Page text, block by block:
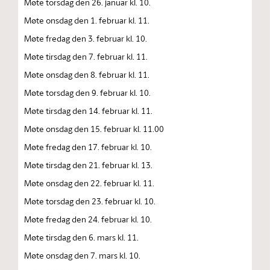
Møte onsdag den 1. februar kl. 11.
Møte fredag den 3. februar kl. 10.
Møte tirsdag den 7. februar kl. 11.
Møte onsdag den 8. februar kl. 11.
Møte torsdag den 9. februar kl. 10.
Møte tirsdag den 14. februar kl. 11.
Møte onsdag den 15. februar kl. 11.00
Møte fredag den 17. februar kl. 10.
Møte tirsdag den 21. februar kl. 13.
Møte onsdag den 22. februar kl. 11.
Møte torsdag den 23. februar kl. 10.
Møte fredag den 24. februar kl. 10.
Møte tirsdag den 6. mars kl. 11.
Møte onsdag den 7. mars kl. 10.